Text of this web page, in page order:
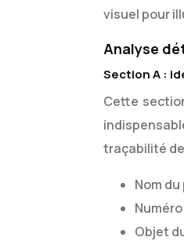
visuel pour
Analyse
Section A :
Cette
traçabilité
Nom
Objet